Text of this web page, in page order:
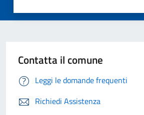
Contatta il comune
Leggi le domande frequenti
Richiedi Assistenza